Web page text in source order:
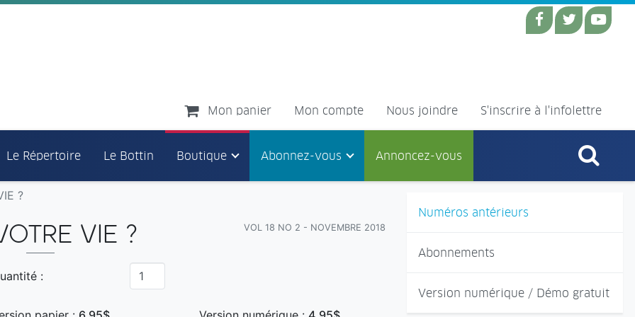
Mon panier Mon compte Nous joindre S'inscrire à l'infolettre
Le Répertoire Le Bottin Boutique Abonnez-vous Annoncez-vous
Numéros antérieurs
Abonnements
Version numérique / Démo gratuit
?
VOL 18 NO 2 - NOVEMBRE 2018
VIE ?
: